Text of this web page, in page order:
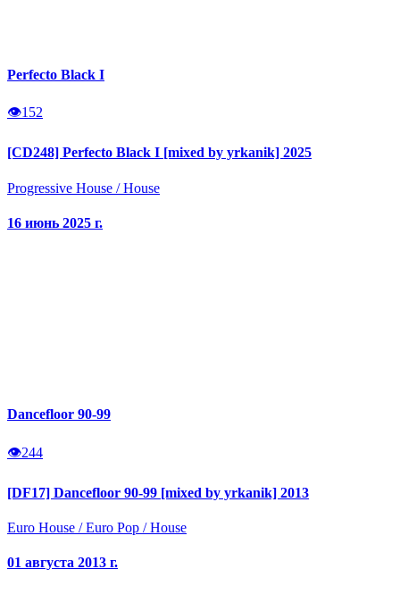
Perfecto Black I
👁152
[CD248] Perfecto Black I [mixed by yrkanik] 2025
Progressive House / House
16 июнь 2025 г.
Dancefloor 90-99
👁244
[DF17] Dancefloor 90-99 [mixed by yrkanik] 2013
Euro House / Euro Pop / House
01 августа 2013 г.